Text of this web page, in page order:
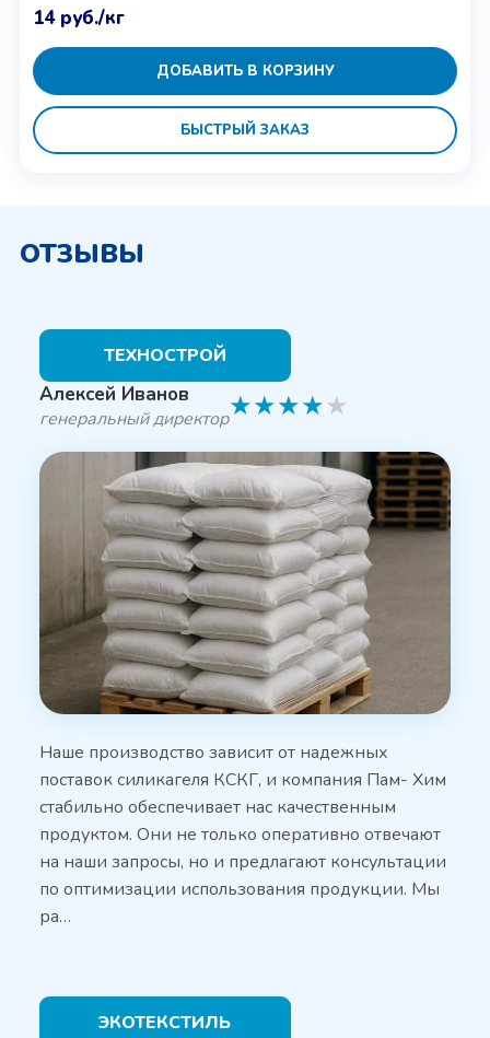
14 руб./кг
ДОБАВИТЬ В КОРЗИНУ
БЫСТРЫЙ ЗАКАЗ
ОТЗЫВЫ
ТЕХНОСТРОЙ
Алексей Иванов
генеральный директор★★★★★
Наше производство зависит от надежных
поставок силикагеля КСКГ, и компания Пам- Хим
стабильно обеспечивает нас качественным
продуктом. Они не только оперативно отвечают
на наши запросы, но и предлагают консультации
по оптимизации использования продукции. Мы
ра…
ЭКОТЕКСТИЛЬ